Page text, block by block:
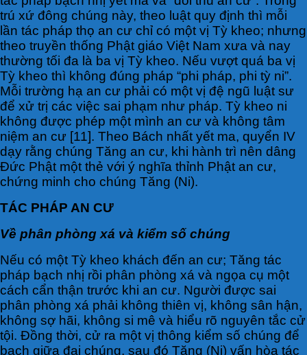
trú xứ đông chúng này, theo luật quy định thì mỗi
lần tác pháp thọ an cư chỉ có một vị Tỳ kheo; nhưng
theo truyền thống Phật giáo Việt Nam xưa và nay
thường tối đa là ba vị Tỳ kheo. Nếu vượt quá ba vị
Tỳ kheo thì không đúng pháp “phi pháp, phi tỳ ni”.
Mỗi trường hạ an cư phải có một vị đệ ngũ luật sư
để xử trị các việc sai phạm như pháp. Tỳ kheo ni
không được phép một mình an cư và không tâm
niệm an cư [11]. Theo Bách nhất yết ma, quyển IV
dạy rằng chúng Tăng an cư, khi hành trì nên dâng
Đức Phật một thẻ với ý nghĩa thỉnh Phật an cư,
chứng minh cho chúng Tăng (Ni).
TÁC PHÁP AN CƯ
Về phân phòng xá và kiểm số chúng
Nếu có một Tỳ kheo khách đến an cư; Tăng tác
pháp bạch nhị rồi phân phòng xá và ngọa cụ một
cách cẩn thận trước khi an cư. Người được sai
phân phòng xá phải không thiên vị, không sân hận,
không sợ hãi, không si mê và hiểu rõ nguyên tắc cử
tội. Đồng thời, cử ra một vị thông kiểm số chúng để
bạch giữa đại chúng, sau đó Tăng (Ni) vấn hòa tác